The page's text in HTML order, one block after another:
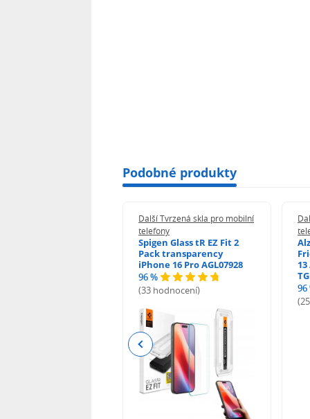
Podobné produkty
Další Tvrzená skla pro mobilní
telefony
Spigen Glass tR EZ Fit 2
Pack transparency
iPhone 16 Pro AGL07928
96 %
(33 hodnocení)
96
Previous